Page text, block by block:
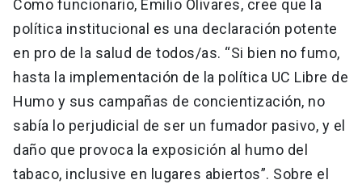
Como funcionario, Emilio Olivares, cree que la
política institucional es una declaración potente
en pro de la salud de todos/as. “Si bien no fumo,
hasta la implementación de la política UC Libre de
Humo y sus campañas de concientización, no
sabía lo perjudicial de ser un fumador pasivo, y el
daño que provoca la exposición al humo del
tabaco, inclusive en lugares abiertos”. Sobre el